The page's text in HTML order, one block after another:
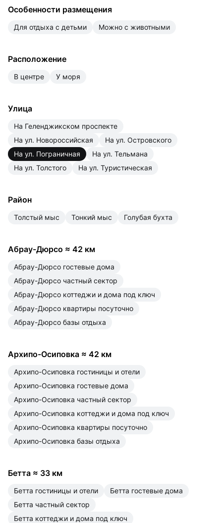
Особенности размещения
для отдыха с детьми можно с животными
Расположение
в центре у моря
Улица
на Геленджикском проспекте
на ул. Новороссийская
на ул. Островского
на ул. Пограничная
на ул. Тельмана
на ул. Толстого
на ул. Туристическая
Район
Толстый мыс Тонкий мыс Голубая бухта
Абрау-Дюрсо ≈ 42 км
Абрау-Дюрсо гостевые дома
Абрау-Дюрсо частный сектор
Абрау-Дюрсо коттеджи и дома под ключ
Абрау-Дюрсо квартиры посуточно
Абрау-Дюрсо базы отдыха
Архипо-Осиповка ≈ 42 км
Архипо-Осиповка гостиницы и отели
Архипо-Осиповка гостевые дома
Архипо-Осиповка частный сектор
Архипо-Осиповка коттеджи и дома под ключ
Архипо-Осиповка квартиры посуточно
Архипо-Осиповка базы отдыха
Бетта ≈ 33 км
Бетта гостиницы и отели
Бетта гостевые дома
Бетта частный сектор
Бетта коттеджи и дома под ключ